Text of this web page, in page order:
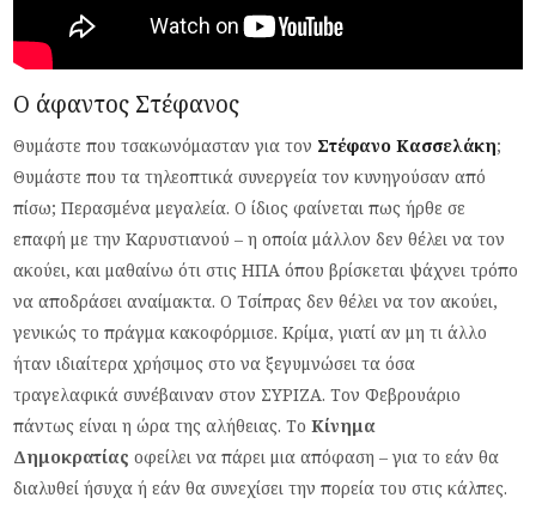
Ο άφαντος Στέφανος
Θυμάστε που τσακωνόμασταν για τον Στέφανο Κασσελάκη;
Θυμάστε που τα τηλεοπτικά συνεργεία τον κυνηγούσαν από
πίσω; Περασμένα μεγαλεία. Ο ίδιος φαίνεται πως ήρθε σε
επαφή με την Καρυστιανού – η οποία μάλλον δεν θέλει να τον
ακούει, και μαθαίνω ότι στις ΗΠΑ όπoυ βρίσκεται ψάχνει τρόπο
να αποδράσει αναίμακτα. Ο Τσίπρας δεν θέλει να τον ακούει,
γενικώς το πράγμα κακοφόρμισε. Κρίμα, γιατί αν μη τι άλλο
ήταν ιδιαίτερα χρήσιμος στο να ξεγυμνώσει τα όσα
τραγελαφικά συνέβαιναν στον ΣΥΡΙΖΑ. Τον Φεβρουάριο
πάντως είναι η ώρα της αλήθειας. ΤοΚίνημα
Δημοκρατίας οφείλει να πάρει μια απόφαση – για το εάν θα
διαλυθεί ήσυχα ή εάν θα συνεχίσει την πορεία του στις κάλπες.